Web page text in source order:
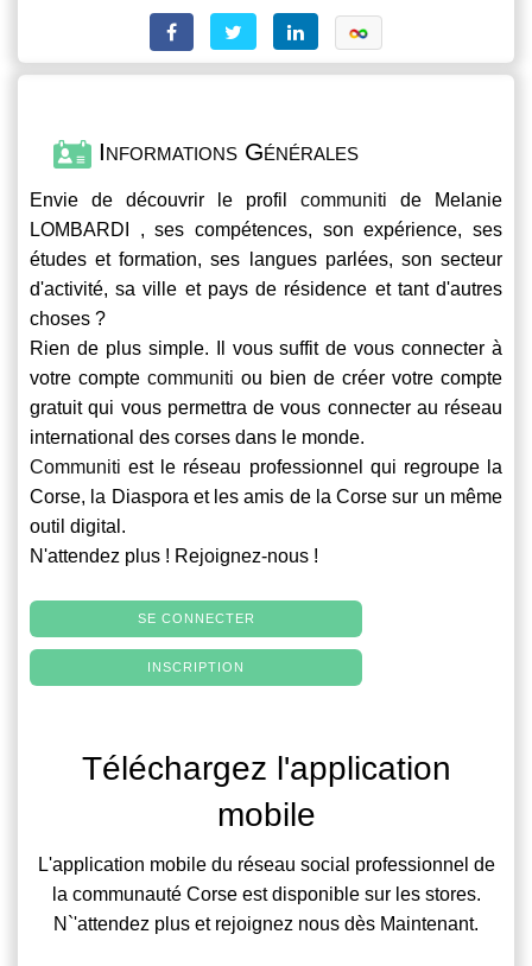
Informations Générales
Envie de découvrir le profil communiti de Melanie
LOMBARDI , ses compétences, son expérience, ses
études et formation, ses langues parlées, son secteur
d'activité, sa ville et pays de résidence et tant d'autres
choses ?
Rien de plus simple. Il vous suffit de vous connecter à
votre compte communiti ou bien de créer votre compte
gratuit qui vous permettra de vous connecter au réseau
international des corses dans le monde.
Communiti est le réseau professionnel qui regroupe la
Corse, la Diaspora et les amis de la Corse sur un même
outil digital.
N'attendez plus ! Rejoignez-nous !
SE CONNECTER
INSCRIPTION
Téléchargez l'application
mobile
L'application mobile du réseau social professionnel de
la communauté Corse est disponible sur les stores.
N`'attendez plus et rejoignez nous dès Maintenant.